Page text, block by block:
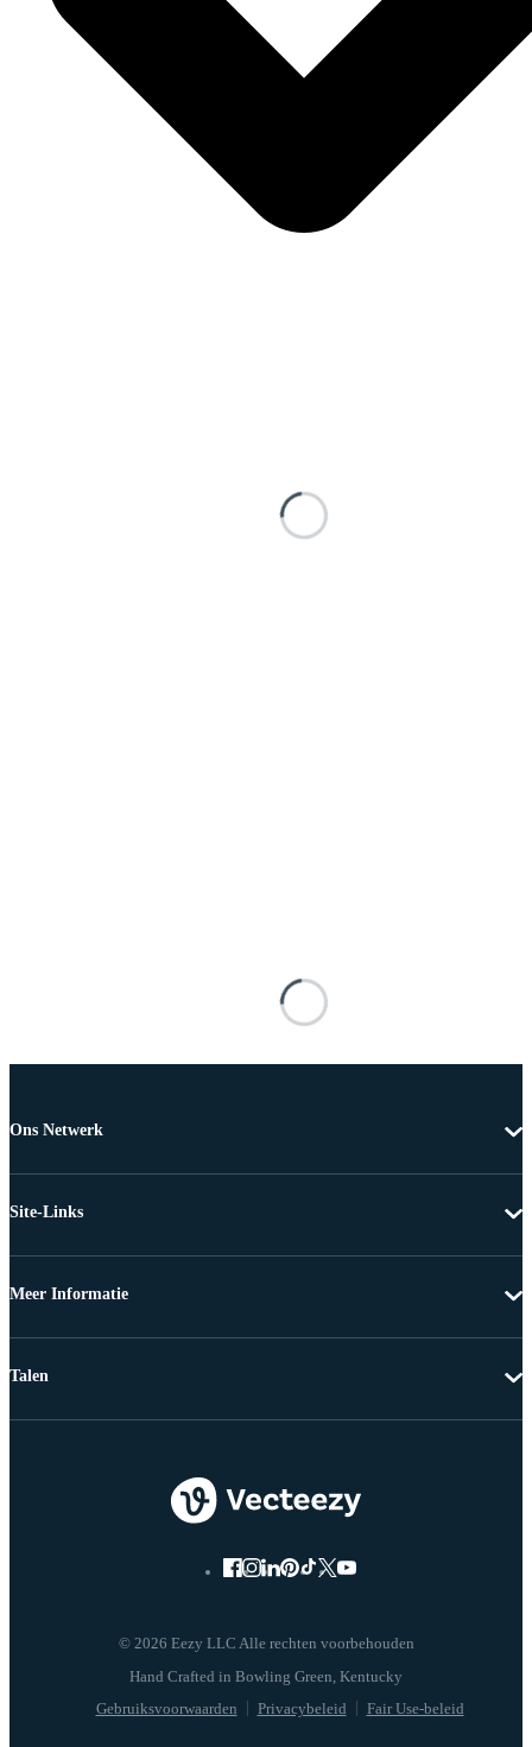
Ons Netwerk
Site-Links
Meer Informatie
© 2026 Eezy LLC Alle rechten voorbehouden
Gebruiksvoorwaarden Privacybeleid Fair Use-beleid
Talen